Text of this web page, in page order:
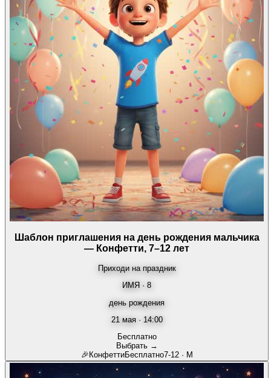
Шаблон приглашения на день рождения мальчика
— Конфетти, 7–12 лет
Приходи на праздник
ИМЯ · 8
день рождения
21 мая · 14:00
Бесплатно
Выбрать →
🎉 КонфеттиБесплатно7-12· М